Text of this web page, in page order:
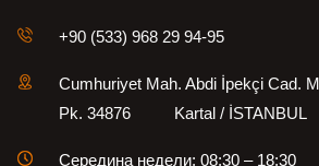
+90 (533) 968 29 94-95
Cumhuriyet Mah. Abdi İpekçi Cad.
Pk. 34876 Kartal / İSTANBUL
Середина недели: 08:30 – 18:30